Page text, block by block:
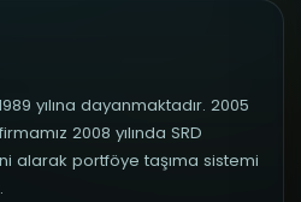
yılına dayanmaktadır. 2005
2008 yılında SRD
alarak portföye taşıma sistemi